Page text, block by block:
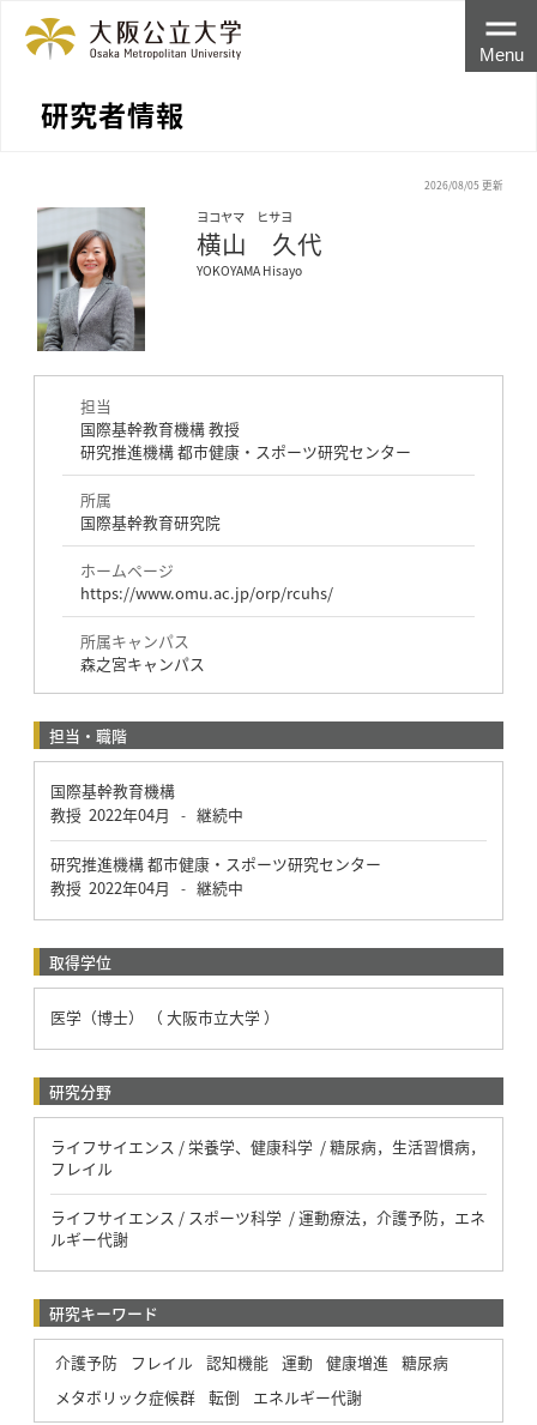
研究者情報
Menu
2026/08/05 更新
ヨコヤマ ヒサヨ
横山 久代
YOKOYAMA Hisayo
担当
国際基幹教育機構 教授
研究推進機構 都市健康・スポーツ研究センター
所属
国際基幹教育研究院
ホームページ
https://www.omu.ac.jp/orp/rcuhs/
所属キャンパス
森之宮キャンパス
担当・職階
国際基幹教育機構
教授 2022年04月 - 継続中
研究推進機構 都市健康・スポーツ研究センター
教授 2022年04月 - 継続中
取得学位
医学（博士） （ 大阪市立大学 ）
研究分野
ライフサイエンス / 栄養学、健康科学 / 糖尿病，生活習慣病，
フレイル
ライフサイエンス / スポーツ科学 / 運動療法，介護予防，エネ
ルギー代謝
研究キーワード
介護予防 フレイル 認知機能 運動 健康増進
糖尿病
メタボリック症候群 転倒 エネルギー代謝